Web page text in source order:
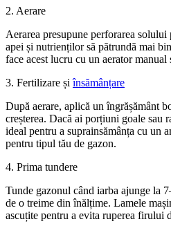
2. Aerare
Aerarea presupune perforarea
apei și nutrienților să pătrundă mai
face acest lucru cu un aerator
3. Fertilizare șiînsămânțare
După aerare, aplică un îngrășământ
creșterea. Dacă ai porțiuni goale sau
ideal pentru a suprainsămânța cu un
pentru tipul tău de gazon.
4. Prima tundere
Tunde gazonul când iarba ajunge la
de o treime din înălțime. Lamele
ascuțite pentru a evita ruperea firului